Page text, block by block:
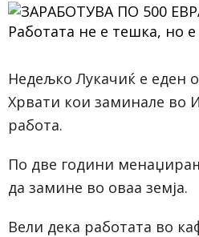
Недељко Лукачиќ е еден
Хрвати кои заминале во
работа.
По две години
да замине во оваа земја.
Вели дека работата во